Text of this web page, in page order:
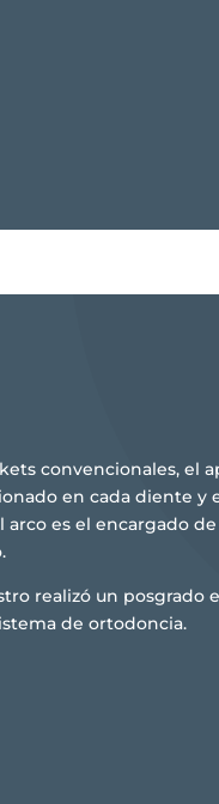
convencionales, el
en cada diente y
arco es el encargado
realizó un posgrado
de ortodoncia.